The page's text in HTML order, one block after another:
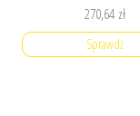
270,64 zł
Sprawdź